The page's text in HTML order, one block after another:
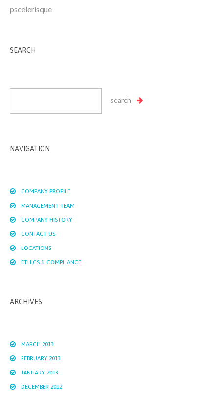
pscelerisque
SEARCH
NAVIGATION
COMPANY PROFILE
MANAGEMENT TEAM
COMPANY HISTORY
CONTACT US
LOCATIONS
ETHICS & COMPLIANCE
ARCHIVES
MARCH 2013
FEBRUARY 2013
JANUARY 2013
DECEMBER 2012